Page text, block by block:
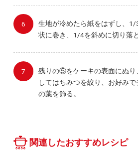
生地が冷めたら紙をはずし、
状に巻き、1/4を斜めに切り落
残りの⑤をケーキの表面にぬり
してはちみつを絞り、お好み
の葉を飾る。
関連したおすすめレシピ